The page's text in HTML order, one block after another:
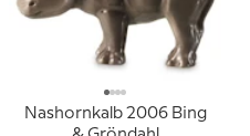
Nashornkalb 2006 Bing